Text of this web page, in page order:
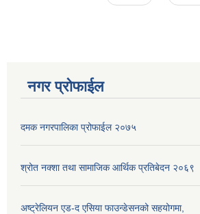
नगर प्रोफाईल
दमक नगरपालिका प्रोफाईल २०७५
श्रोत नक्शा तथा सामाजिक आर्थिक प्रतिबेदन २०६९
अष्ट्रेलियन एड-द एसिया फाउन्डेसनको सहयोगमा,